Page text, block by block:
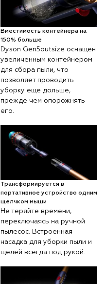
Вместимость контейнера на
150% больше
Dyson Gen5outsize оснащен
увеличенным контейнером
для сбора пыли, что
позволяет проводить
уборку еще дольше,
прежде чем опорожнять
его.
Трансформируется в
портативное устройство одним
щелчком мыши
Не теряйте времени,
переключаясь на ручной
пылесос. Встроенная
насадка для уборки пыли и
щелей всегда под рукой.